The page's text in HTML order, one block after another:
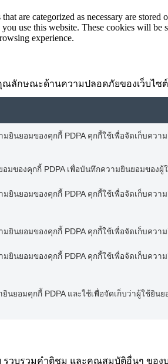
are categorized as necessary are stored
use this website. These cookies will
experience.
ณลักษณะด้านความปลอดภัยของเว็บไซ
ยินยอมของคุกกี้ PDPA คุกกี้ใช้เพื่อจัดเก็บคว
มของคุกกี้ PDPA เพื่อบันทึกความยินยอมของ
ยินยอมของคุกกี้ PDPA คุกกี้ใช้เพื่อจัดเก็บคว
ยินยอมของคุกกี้ PDPA คุกกี้ใช้เพื่อจัดเก็บคว
ยินยอมของคุกกี้ PDPA คุกกี้ใช้เพื่อจัดเก็บคว
นยอมคุกกี้ PDPA และใช้เพื่อจัดเก็บว่าผู้ใช้ยิน
รวบรวมคำติชม และคุณสมบัติอื่นๆ ขอ